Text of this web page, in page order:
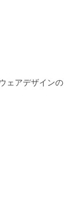
ェアデザインの